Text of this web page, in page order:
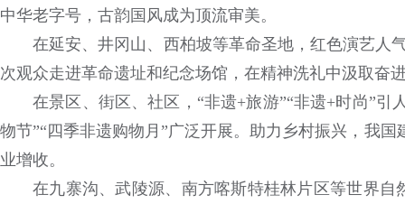
中华老字号，古韵国风成为顶流审美。
在延安、井冈山、西柏坡等革命圣地，红色演艺人
次观众走进革命遗址和纪念场馆，在精神洗礼中汲取奋
在景区、街区、社区，“非遗+旅游”“非遗+时尚”
物节”“四季非遗购物月”广泛开展。助力乡村振兴，我
业增收。
在九寨沟、武陵源、南方喀斯特桂林片区等世界